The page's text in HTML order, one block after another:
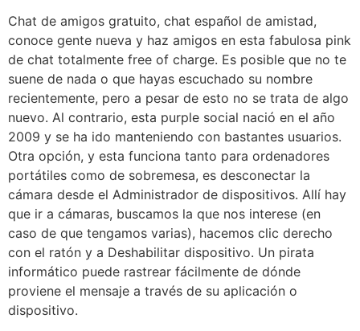
Chat de amigos gratuito, chat español de amistad,
conoce gente nueva y haz amigos en esta fabulosa pink
de chat totalmente free of charge. Es posible que no te
suene de nada o que hayas escuchado su nombre
recientemente, pero a pesar de esto no se trata de algo
nuevo. Al contrario, esta purple social nació en el año
2009 y se ha ido manteniendo con bastantes usuarios.
Otra opción, y esta funciona tanto para ordenadores
portátiles como de sobremesa, es desconectar la
cámara desde el Administrador de dispositivos. Allí hay
que ir a cámaras, buscamos la que nos interese (en
caso de que tengamos varias), hacemos clic derecho
con el ratón y a Deshabilitar dispositivo. Un pirata
informático puede rastrear fácilmente de dónde
proviene el mensaje a través de su aplicación o
dispositivo.